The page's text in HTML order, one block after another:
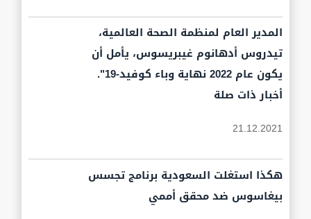
المدير العام لمنظمة الصحة العالمية،
تيدروس أدهانوم غيبريسوس، يأمل أن
يكون عام 2022 نهاية وباء كوفيد-19".
أخبار ذات صلة
21.12.2021
هكذا استغلت السعودية برنامج تجسس
بيغاسوس ضد محقق أممي